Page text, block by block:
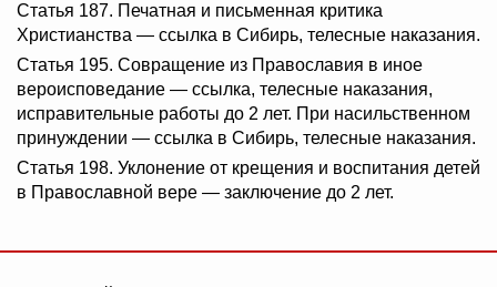
Статья 187. Печатная и письменная критика
Христианства — ссылка в Сибирь, телесные наказания.
Статья 195. Совращение из Православия в иное
вероисповедание — ссылка, телесные наказания,
исправительные работы до 2 лет. При насильственном
принуждении — ссылка в Сибирь, телесные наказания.
Статья 198. Уклонение от крещения и воспитания детей
в Православной вере — заключение до 2 лет.